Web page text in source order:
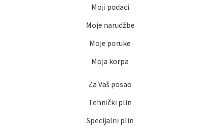
Moji podaci
Moje narudžbe
Moje poruke
Moja korpa
Za Vaš posao
Tehnički plin
Specijalni plin